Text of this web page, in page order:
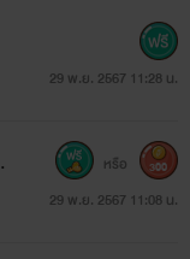
29 พ.ย. 2567 11:28 น.
29 พ.ย. 2567 11:08 น.
หรือ 300